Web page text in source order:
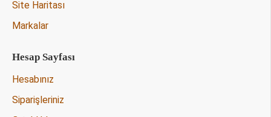
Site Haritası
Markalar
Hesap Sayfası
Hesabınız
Siparişleriniz